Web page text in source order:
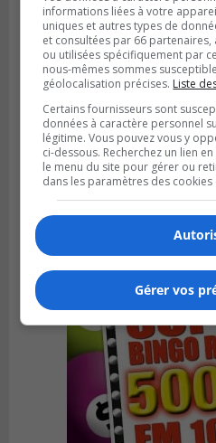
BOUCHERVILLE
Publié le 31 juillet 2026 à 06h57
Boucherville veut de
ferroviaire sur son
informations liées à votre
uniques et autres types de
et consultées par 66 partenaires,
ou utilisées spécifiquement par
nous-mêmes sommes
géolocalisation précises. Liste
Certains fournisseurs sont
données à caractère personnel
légitime. Vous pouvez vous y
ci-dessous. Recherchez un lien
le menu du site pour gérer ou
dans les paramètres des
Gérer vos